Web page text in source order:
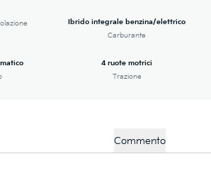
Ibrido integrale benzina/elettrico
Carburante
4 ruote motrici
Trazione
Commento